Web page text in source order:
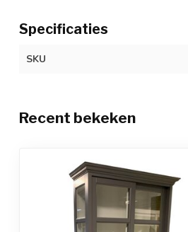
Specificaties
SKU
Recent bekeken